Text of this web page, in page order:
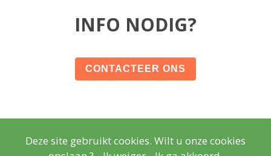
INFO NODIG?
CONTACTEER ONS
© CopyrightWettelijke vermeldingen - Copyright2026
Deze site gebruikt cookies. Wilt u onze cookies